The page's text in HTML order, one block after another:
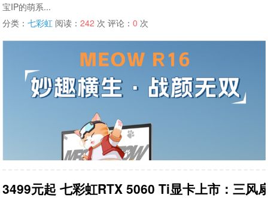
宝IP的萌系...
分类：七彩虹 阅读：242 次 评论：0 次
3499元起 七彩虹RTX 5060 Ti显卡上市：三风